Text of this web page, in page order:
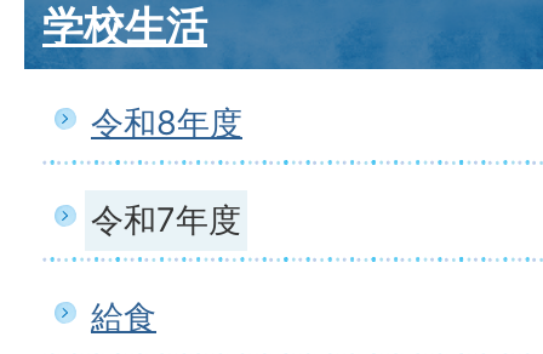
学校生活
令和8年度
令和7年度
給食